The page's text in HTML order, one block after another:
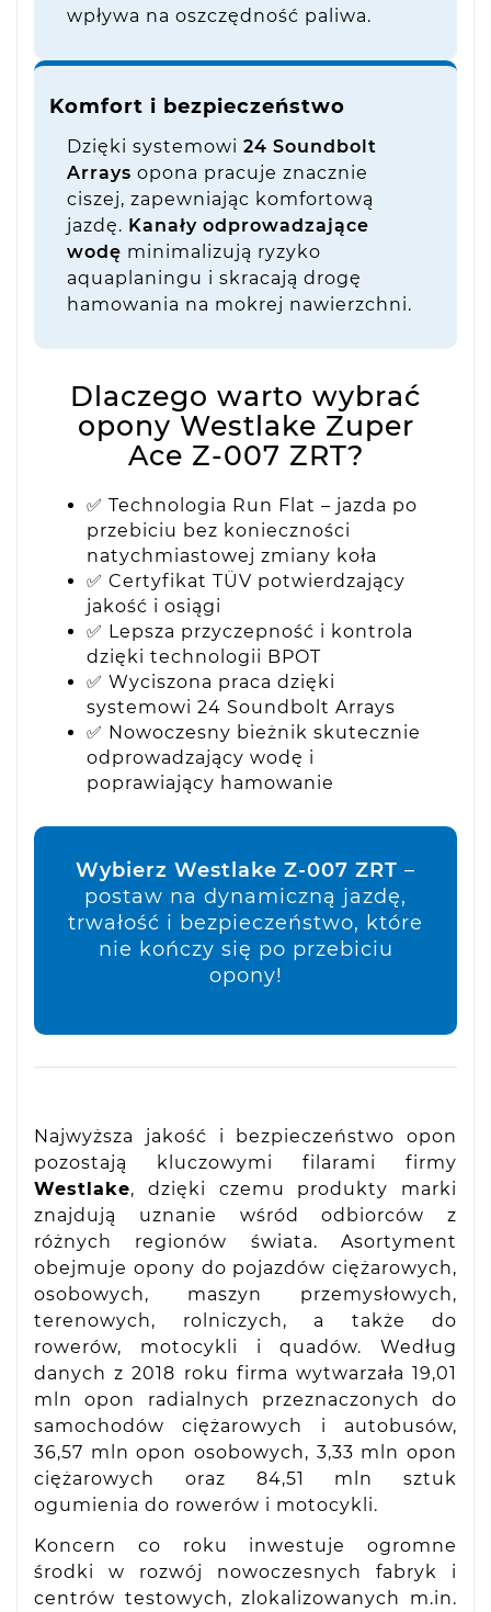
wpływa na oszczędność paliwa.
Komfort i bezpieczeństwo
Dzięki systemowi 24 Soundbolt
Arrays opona pracuje znacznie
ciszej, zapewniając komfortową
jazdę. Kanały odprowadzające
wodę minimalizują ryzyko
aquaplaningu i skracają drogę
hamowania na mokrej nawierzchni.
Dlaczego warto wybrać
opony Westlake Zuper
Ace Z-007 ZRT?
✅ Technologia Run Flat – jazda po
przebiciu bez konieczności
natychmiastowej zmiany koła
✅ Certyfikat TÜV potwierdzający
jakość i osiągi
✅ Lepsza przyczepność i kontrola
dzięki technologii BPOT
✅ Wyciszona praca dzięki
systemowi 24 Soundbolt Arrays
✅ Nowoczesny bieżnik skutecznie
odprowadzający wodę i
poprawiający hamowanie
Wybierz Westlake Z-007 ZRT –
postaw na dynamiczną jazdę,
trwałość i bezpieczeństwo, które
nie kończy się po przebiciu
opony!
Najwyższa jakość i bezpieczeństwo opon
pozostają kluczowymi filarami firmy
Westlake, dzięki czemu produkty marki
znajdują uznanie wśród odbiorców z
różnych regionów świata. Asortyment
obejmuje opony do pojazdów ciężarowych,
osobowych, maszyn przemysłowych,
terenowych, rolniczych, a także do
rowerów, motocykli i quadów. Według
danych z 2018 roku firma wytwarzała 19,01
mln opon radialnych przeznaczonych do
samochodów ciężarowych i autobusów,
36,57 mln opon osobowych, 3,33 mln opon
ciężarowych oraz 84,51 mln sztuk
ogumienia do rowerów i motocykli.
Koncern co roku inwestuje ogromne
środki w rozwój nowoczesnych fabryk i
centrów testowych, zlokalizowanych m.in.